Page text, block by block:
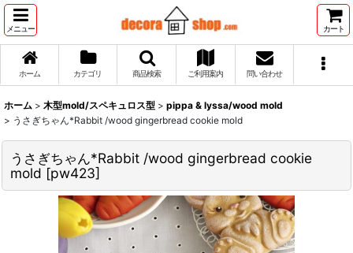
メニュー カート
ホーム カテゴリ 商品検索 ご利用案内 問い合わせ
ホーム > 木型mold/スペキュロス型 > pippa & lyssa/wood mold
> うさぎちゃん*Rabbit /wood gingerbread cookie mold
うさぎちゃん*Rabbit /wood gingerbread cookie
mold [pw423]